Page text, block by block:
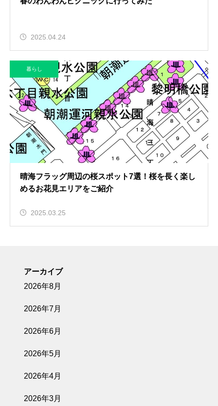
2025.04.24
暮らし
晴海フラッグ周辺の桜スポット7選！桜を長く楽し
めるお花見エリアをご紹介
2025.03.25
アーカイブ
2026年8月
2026年7月
2026年6月
2026年5月
2026年4月
2026年3月